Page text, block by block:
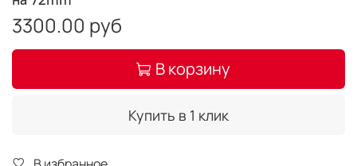
3300.00 руб
В корзину
Купить в 1 клик